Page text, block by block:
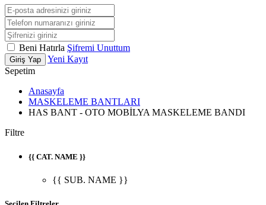
Beni Hatırla Şifremi Unuttum
Giriş Yap
Yeni Kayıt
Sepetim
Anasayfa
MASKELEME BANTLARI
HAS BANT - OTO MOBİLYA MASKELEME BANDI
Filtre
{{ CAT. NAME }}
{{ SUB. NAME }}